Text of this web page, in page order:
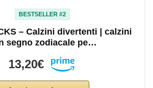
BESTSELLER #2
– Calzini divertenti | calzini
segno zodiacale pe…
13,20€